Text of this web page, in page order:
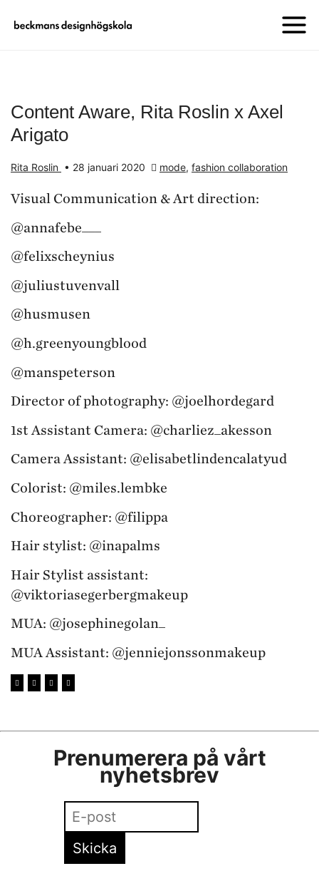
Content Aware, Rita Roslin x Axel
Arigato
Rita Roslin • 28 januari 2020 mode, fashion collaboration
Visual Communication & Art direction:
@annafebe___
@felixscheynius
@juliustuvenvall
@husmusen
@h.greenyoungblood
@manspeterson
Director of photography: @joelhordegard
1st Assistant Camera: @charliez_akesson
Camera Assistant: @elisabetlindencalatyud
Colorist: @miles.lembke
Choreographer: @filippa
Hair stylist: @inapalms
Hair Stylist assistant:
@viktoriasegerbergmakeup
MUA: @josephinegolan_
MUA Assistant: @jenniejonssonmakeup
Prenumerera på vårt
nyhetsbrev